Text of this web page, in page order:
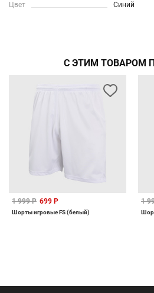
Цвет Синий
С ЭТИМ ТОВАРОМ
1 999 Р 699 Р
Шорты игровые FS (белый)
1